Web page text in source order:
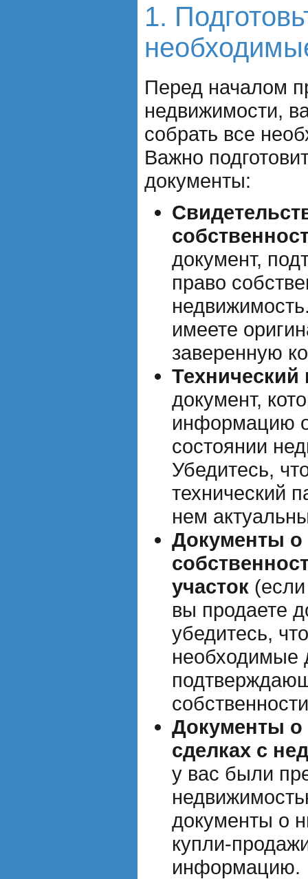
1.
Перед началом
недвижимости,
собрать все
Важно
документы:
документ,
право
имеете
заверенную
Технический
документ,
информацию о
состоянии
Убедитесь,
технический
нем
Документы о
участок
вы продаете
убедитесь,
необходимые
Документы
сделках с
у вас были
документы о
купли-
информацию.